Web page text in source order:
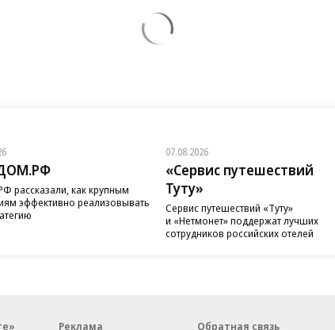
рассказали, как крупным
эффективно реализовывать
07.08.2026
«Сервис путешествий
Туту»
Сервис путешествий «Туту»
и «Нетмонет» поддержат лучших
сотрудников российских отелей
Реклама Обратная связь